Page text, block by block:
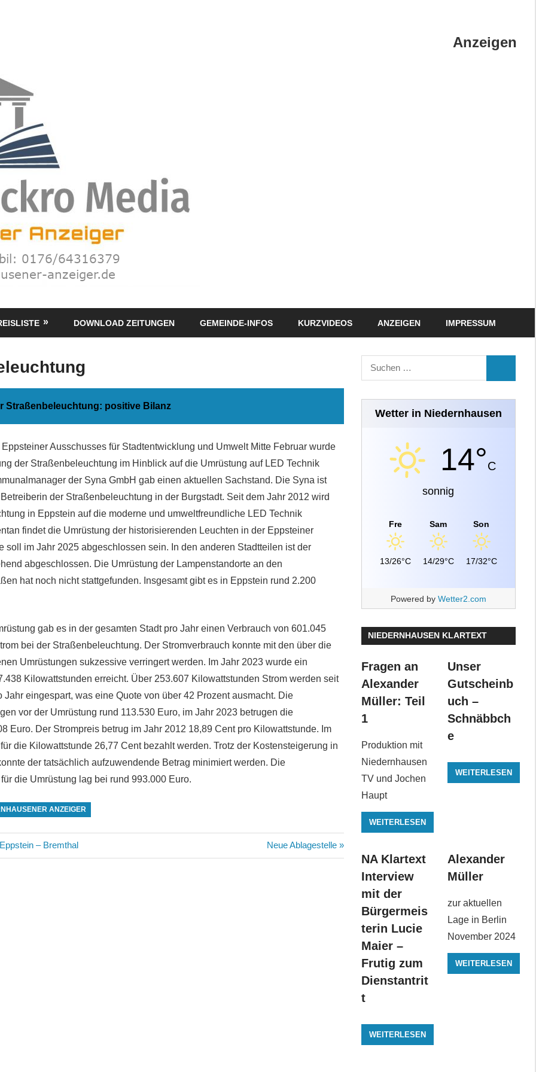
Anzeigen
DOWNLOAD ZEITUNGEN GEMEINDE-INFOS KURZVIDEOS ANZEIGEN IMPRESSUM
Straßenbeleuchtung: positive Bilanz
Eppsteiner Ausschusses für Stadtentwicklung und Umwelt Mitte Februar wurde
der Straßenbeleuchtung im Hinblick auf die Umrüstung auf LED Technik
der Syna GmbH gab einen aktuellen Sachstand. Die Syna ist
der Straßenbeleuchtung in der Burgstadt. Seit dem Jahr 2012 wird
in Eppstein auf die moderne und umweltfreundliche LED Technik
findet die Umrüstung der historisierenden Leuchten in der Eppsteiner
soll im Jahr 2025 abgeschlossen sein. In den anderen Stadtteilen ist der
abgeschlossen. Die Umrüstung der Lampenstandorte an den
hat noch nicht stattgefunden. Insgesamt gibt es in Eppstein rund 2.200
gab es in der gesamten Stadt pro Jahr einen Verbrauch von 601.045
bei der Straßenbeleuchtung. Der Stromverbrauch konnte mit den über die
Umrüstungen sukzessive verringert werden. Im Jahr 2023 wurde ein
Kilowattstunden erreicht. Über 253.607 Kilowattstunden Strom werden seit
Jahr eingespart, was eine Quote von über 42 Prozent ausmacht. Die
vor der Umrüstung rund 113.530 Euro, im Jahr 2023 betrugen die
Euro. Der Strompreis betrug im Jahr 2012 18,89 Cent pro Kilowattstunde. Im
die Kilowattstunde 26,77 Cent bezahlt werden. Trotz der Kostensteigerung in
der tatsächlich aufzuwendende Betrag minimiert werden. Die
die Umrüstung lag bei rund 993.000 Euro.
ANZEIGER
– Bremthal
Nächster
Beitrag:
Neue Ablagestelle
Suchen
nach:
Wetter in Niedernhausen
14°C
sonnig
Fre
13/26°C
Sam
14/29°C
Son
17/32°C
Powered by Wetter2.com
NIEDERNHAUSEN KLARTEXT
Fragen an
Alexander
Müller: Teil
1
Produktion mit
Niedernhausen
TV und Jochen
Haupt
WEITERLESEN
Unser
Gutscheinb
uch –
Schnäbbch
e
WEITERLESEN
NA Klartext
Interview
mit der
Bürgermeis
terin Lucie
Maier –
Frutig zum
Dienstantrit
t
WEITERLESEN
Alexander
Müller
zur aktuellen
Lage in Berlin
November 2024
WEITERLESEN